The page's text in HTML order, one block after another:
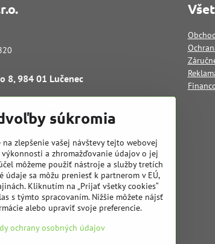
8, 984 01 Lučenec
729 968
súkromia
na zlepšenie vašej návštevy tejto webovej
a zhromažďovanie údajov o jej
môžeme použiť nástroje a služby tretích
údaje sa môžu preniesť k partnerom v EÚ,
Kliknutím na „Prijať všetky cookies“
s týmto spracovaním. Nižšie môžete nájsť
alebo upraviť svoje preferencie.
ochrany osobných údajov